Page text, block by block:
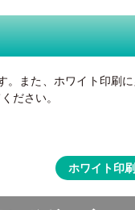
。また、ホワイト印刷
ださい。
ホワイト印